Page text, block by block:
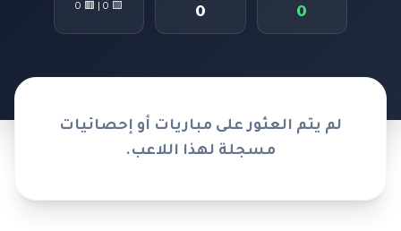
0
0
🟨 0 | 🟥 0
لم يتم العثور على مباريات أو إحصائيات
مسجلة لهذا اللاعب.